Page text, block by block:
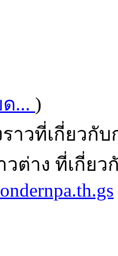
... )
ราวที่เกี่ยวกั
วต่าง ที่เกี่ย